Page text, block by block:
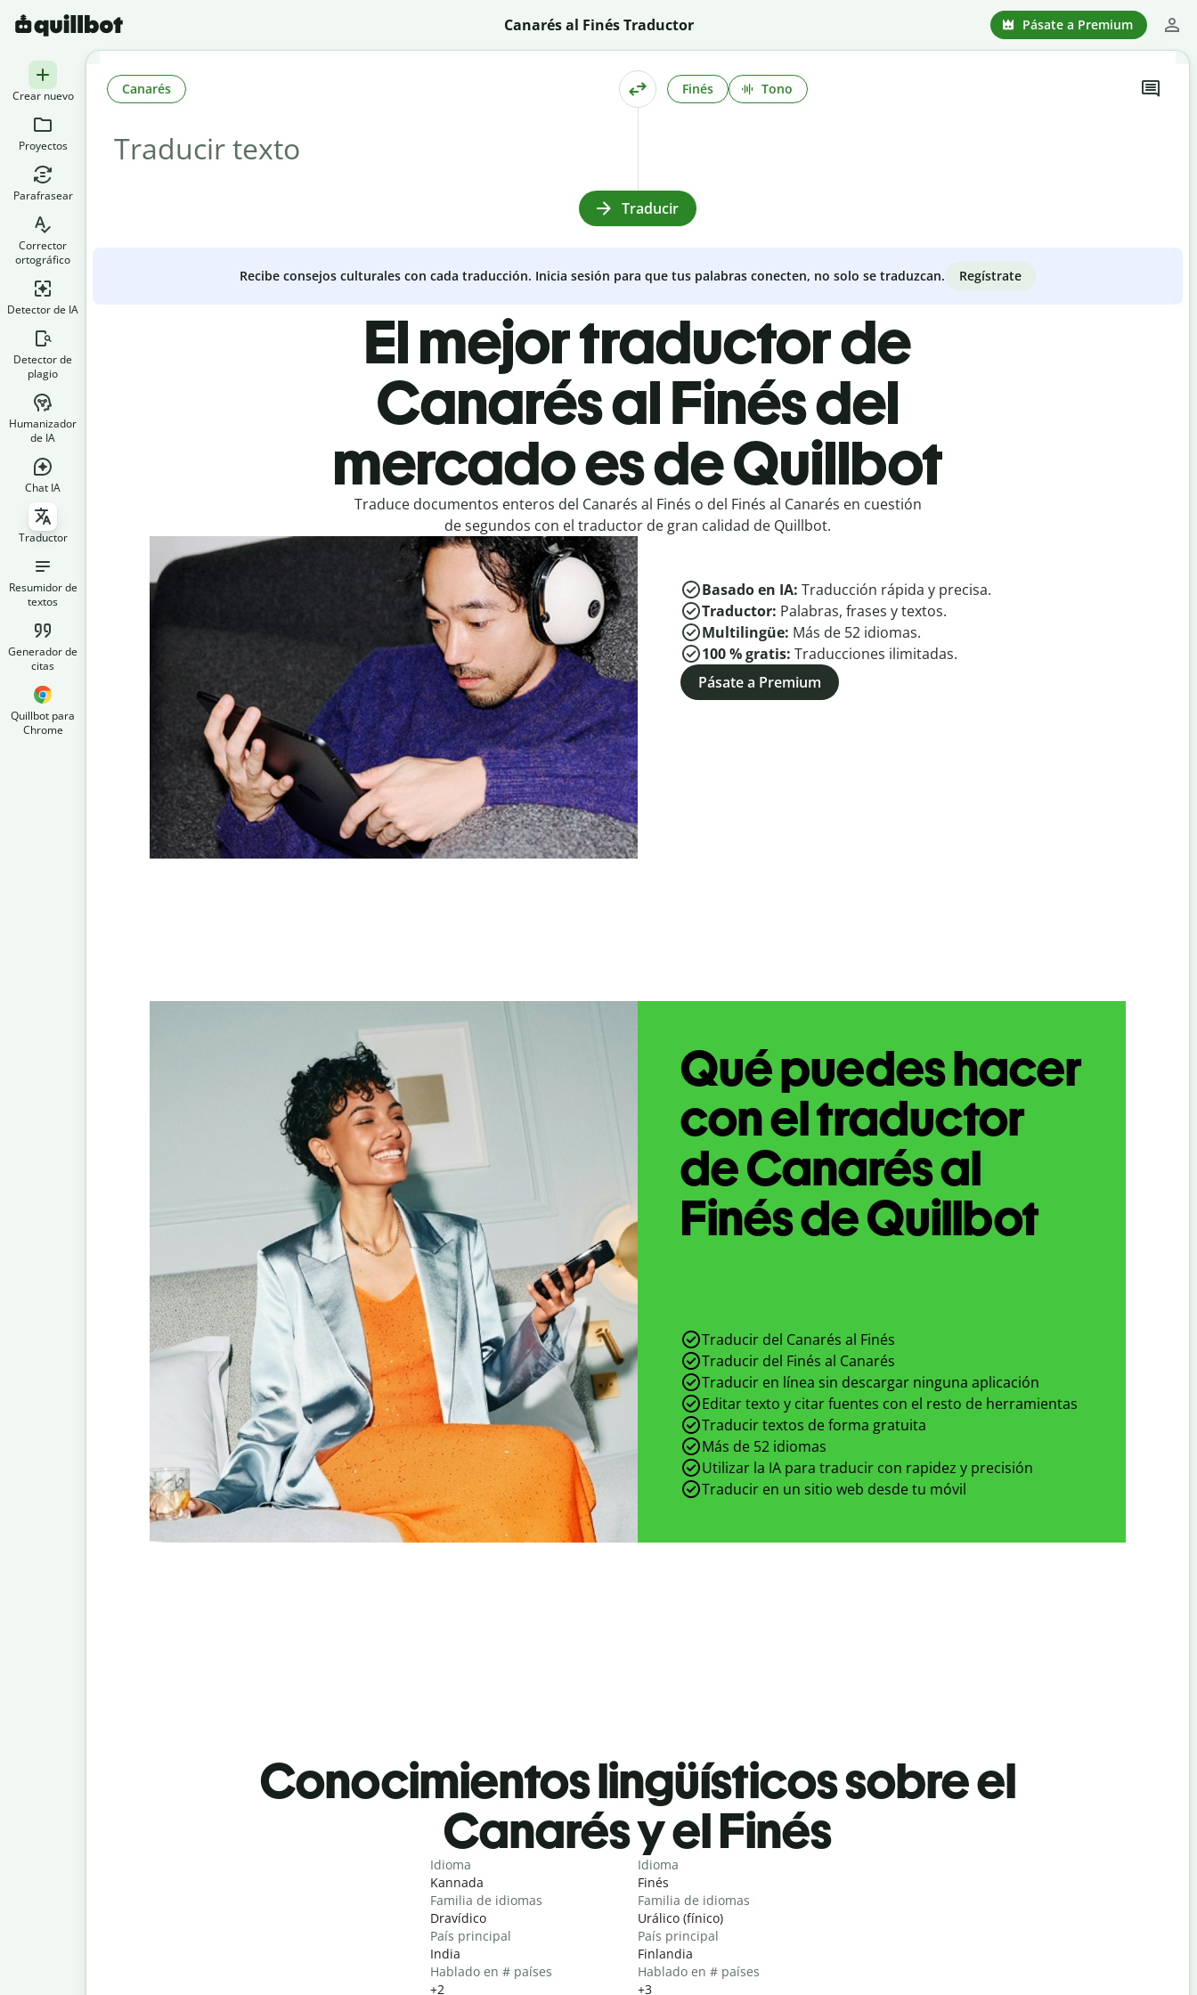
Canarés al Finés Traductor Pásate a Premium
Crear nuevo
Proyectos
Parafrasear
Corrector
ortográfico
Detector de IA
Detector de
plagio
Humanizador
de IA
Chat IA
Traductor
Resumidor de
textos
Generador de
citas
Quillbot para
Chrome
Canarés Finés Tono
Traducir
Recibe consejos culturales con cada traducción. Inicia sesión para que tus palabras conecten, no solo se traduzcan. Regístrate
El mejor traductor de
Canarés al Finés del
mercado es de Quillbot
Traduce documentos enteros del Canarés al Finés o del Finés al Canarés en cuestión
de segundos con el traductor de gran calidad de Quillbot.
Basado en IA: Traducción rápida y precisa.
Traductor: Palabras, frases y textos.
Multilingüe: Más de 52 idiomas.
100 % gratis: Traducciones ilimitadas.
Pásate a Premium
Qué puedes hacer
con el traductor
de Canarés al
Finés de Quillbot
Traducir del Canarés al Finés
Traducir del Finés al Canarés
Traducir en línea sin descargar ninguna aplicación
Editar texto y citar fuentes con el resto de herramientas
Traducir textos de forma gratuita
Más de 52 idiomas
Utilizar la IA para traducir con rapidez y precisión
Traducir en un sitio web desde tu móvil
Conocimientos lingüísticos sobre el
Canarés y el Finés
Idioma
Kannada
Familia de idiomas
Dravídico
País principal
India
Hablado en # países
+2
Idioma
Finés
Familia de idiomas
Urálico (fínico)
País principal
Finlandia
Hablado en # países
+3